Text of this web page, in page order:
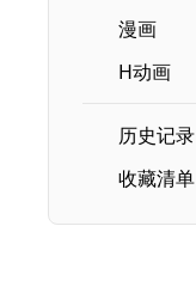
漫画
H动画
历史记录
收藏清单